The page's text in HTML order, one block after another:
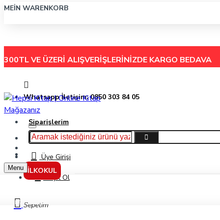
MEIN WARENKORB
300TL VE ÜZERİ ALIŞVERİŞLERİNİZDE KARGO BEDAVA
Whatsapp İletişim: 0850 303 84 05
Siparişlerim
Hakkımızda
İletişimÜye Girişi
Kayıt Ol
Sepetim
İLKOKUL
Menu
Gıpta Maxwell İp Dikiş Sert Kapak Defter 17*24 120 Yp. Kareli 3-5745000-